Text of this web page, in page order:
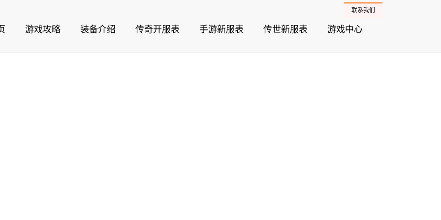
游戏攻略 装备介绍 传奇开服表 手游新服表 传世新服表 游戏中心
联系我们